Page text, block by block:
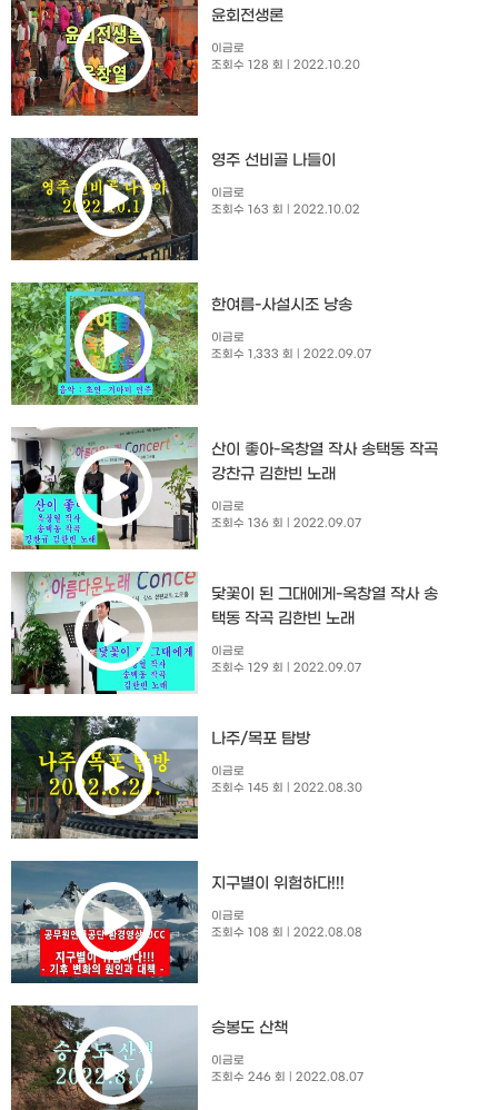
윤회전생론
이금로
조회수 128 회
| 2022.10.20
영주 선비골 나들이
이금로
조회수 163 회
| 2022.10.02
한여름-사설시조 낭송
이금로
조회수 1,333 회
| 2022.09.07
산이 좋아-옥창열 작사 송택동 작곡
강찬규 김한빈 노래
이금로
조회수 136 회
| 2022.09.07
닻꽃이 된 그대에게-옥창열 작사 송
택동 작곡 김한빈 노래
이금로
조회수 129 회
| 2022.09.07
나주/목포 탐방
이금로
조회수 145 회
| 2022.08.30
지구별이 위험하다!!!
이금로
조회수 108 회
| 2022.08.08
승봉도 산책
이금로
조회수 246 회
| 2022.08.07